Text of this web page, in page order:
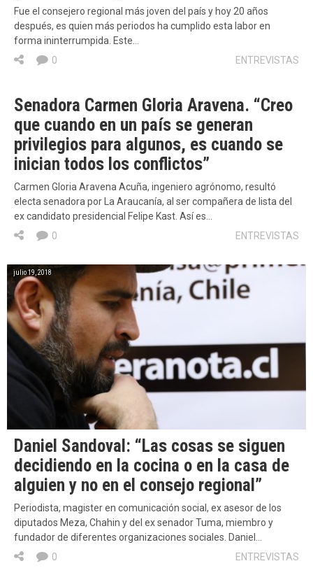
Fue el consejero regional más joven del país y hoy 20 años
después, es quien más periodos ha cumplido esta labor en
forma ininterrumpida. Este…
ENTREVISTAS
0
Senadora Carmen Gloria Aravena. “Creo
que cuando en un país se generan
privilegios para algunos, es cuando se
inician todos los conflictos”
Carmen Gloria Aravena Acuña, ingeniero agrónomo, resultó
electa senadora por La Araucanía, al ser compañera de lista del
ex candidato presidencial Felipe Kast. Así es…
ENTREVISTAS
0
julio 19, 2018
Daniel Sandoval: “Las cosas se siguen
decidiendo en la cocina o en la casa de
alguien y no en el consejo regional”
Periodista, magister en comunicación social, ex asesor de los
diputados Meza, Chahin y del ex senador Tuma, miembro y
fundador de diferentes organizaciones sociales. Daniel…
ENTREVISTAS
0